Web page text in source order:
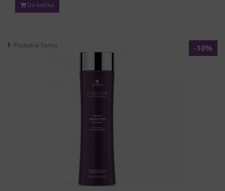
Do košíka
-10%
Posledná šanca